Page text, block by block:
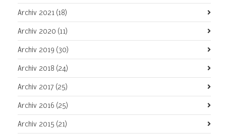
Archiv 2021 (18)
Archiv 2020 (11)
Archiv 2019 (30)
Archiv 2018 (24)
Archiv 2017 (25)
Archiv 2016 (25)
Archiv 2015 (21)